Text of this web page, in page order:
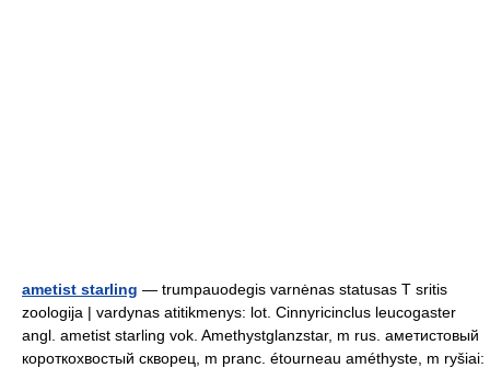
ametist starling — trumpauodegis varnėnas statusas T sritis
zoologija | vardynas atitikmenys: lot. Cinnyricinclus leucogaster
angl. ametist starling vok. Amethystglanzstar, m rus. аметистовый
короткохвостый скворец, m pranc. étourneau améthyste, m ryšiai: